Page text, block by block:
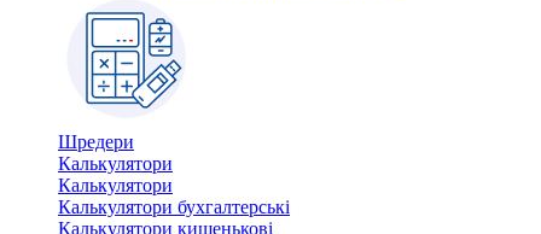
Шредери
Калькулятори
Калькулятори
Калькулятори бухгалтерські
Калькулятори кишенькові